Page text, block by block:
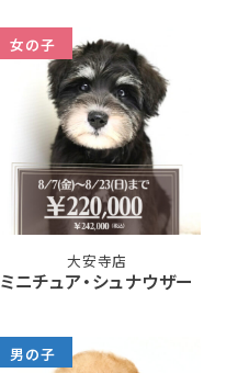
女の子
大安寺店
ミニチュア・シュナウザー
男の子